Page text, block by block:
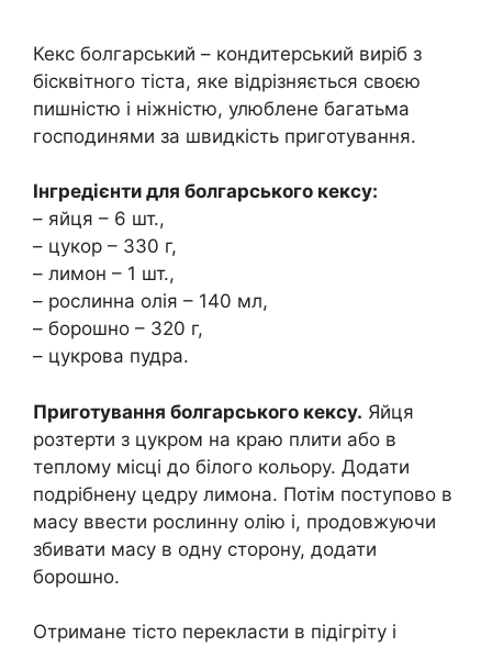
Кекс болгарський – кондитерський виріб з
бісквітного тіста, яке відрізняється своєю
пишністю і ніжністю, улюблене багатьма
господинями за швидкість приготування.
Інгредієнти для болгарського кексу:
– яйця – 6 шт.,
– цукор – 330 г,
– лимон – 1 шт.,
– рослинна олія – 140 мл,
– борошно – 320 г,
– цукрова пудра.
Приготування болгарського кексу. Яйця
розтерти з цукром на краю плити або в
теплому місці до білого кольору. Додати
подрібнену цедру лимона. Потім поступово в
масу ввести рослинну олію і, продовжуючи
збивати масу в одну сторону, додати
борошно.
Отримане тісто перекласти в підігріту і